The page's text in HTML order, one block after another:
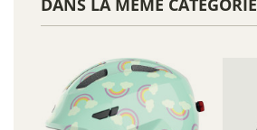
DANS LA MÊME CATÉGORIE